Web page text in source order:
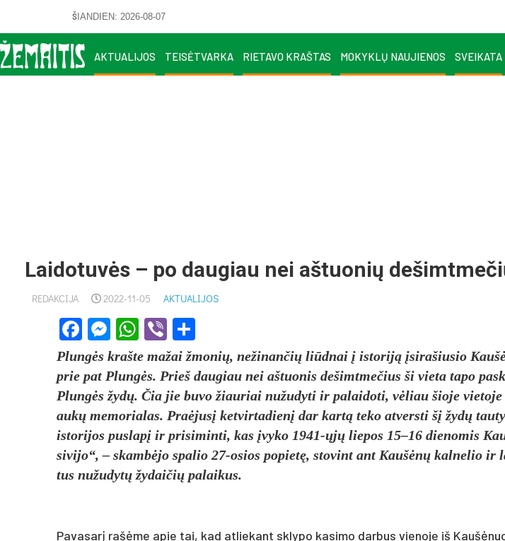
ŠIANDIEN: 2026-08-07
AKTUALIJOS TEISĖTVARKA RIETAVO KRAŠTAS MOKYKLŲ NAUJIENOS SVEIKATA
Laidotuvės – po daugiau nei aštuonių
REDAKCIJA 2022-11-05 AKTUALIJOS
Facebook
Messenger
WhatsApp
Viber
Plungės kraš­te ma­žai žmo­nių, ne­ži­nan­čių liūd­nai į is­to­riją įsi­ra­šiu­sio
prie pat Plungės. Prieš dau­giau nei aš­tuo­nis de­šimt­me­čius ši vie­ta ta­po
Plungės žydų. Čia jie bu­vo žiau­riai nu­žu­dy­ti ir pa­lai­do­ti, vėliau šio­je
aukų me­mo­ria­las. Praė­jusį ket­vir­ta­dienį dar kartą te­ko at­vers­ti šį žydų
is­to­ri­jos pus­lapį ir pri­si­min­ti, kas įvy­ko 1941-ųjų lie­pos 15–16 die­no­mis
si­vi­jo“, – skambė­jo spa­lio 27-osios po­pietę, sto­vint ant Kaušėnų kal­ne­lio
tus nu­žu­dytų žy­dai­čių pa­lai­kus.
Pa­va­sarį rašė­me apie tai, kad at­lie­kant skly­po ka­si­mo dar­bus vie­no­je iš